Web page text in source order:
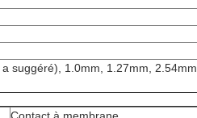
suggéré), 1.0mm, 1.27mm, 2.54mm